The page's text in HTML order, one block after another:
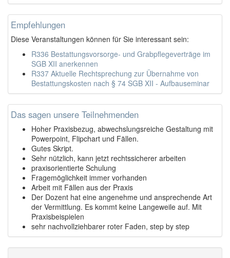
Empfehlungen
Diese Veranstaltungen können für Sie interessant sein:
R336 Bestattungsvorsorge- und Grabpflegeverträge im
SGB XII anerkennen
R337 Aktuelle Rechtsprechung zur Übernahme von
Bestattungskosten nach § 74 SGB XII - Aufbauseminar
Das sagen unsere Teilnehmenden
Hoher Praxisbezug, abwechslungsreiche Gestaltung mit
Powerpoint, Flipchart und Fällen.
Gutes Skript.
Sehr nützlich, kann jetzt rechtssicherer arbeiten
praxisorientierte Schulung
Fragemöglichkeit immer vorhanden
Arbeit mit Fällen aus der Praxis
Der Dozent hat eine angenehme und ansprechende Art
der Vermittlung. Es kommt keine Langeweile auf. Mit
Praxisbeispielen
sehr nachvollziehbarer roter Faden, step by step